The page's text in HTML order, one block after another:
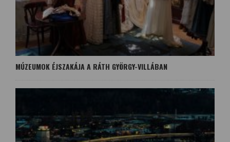
MÚZEUMOK ÉJSZAKÁJA A RÁTH GYÖRGY-VILLÁBAN